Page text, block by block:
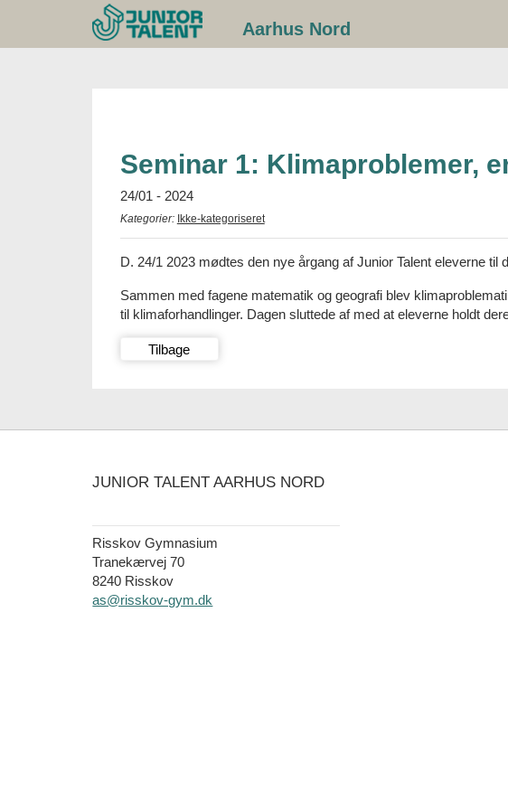
indhold
Aarhus Nord
Seminar 1: Klimaproblemer,
24/01 - 2024
Kategorier: Ikke-kategoriseret
D. 24/1 2023 mødtes den nye årgang af Junior Talent eleverne
Sammen med fagene matematik og geografi blev
til klimaforhandlinger. Dagen sluttede af med at eleverne holdt
Tilbage
JUNIOR TALENT AARHUS NORD
Risskov Gymnasium
Tranekærvej 70
8240 Risskov
as@risskov-gym.dk